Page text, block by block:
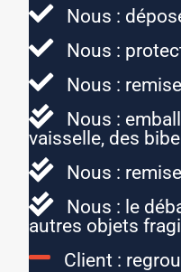
Nous :
Nous :
Nous :
Nous :
vaisselle, des
Nous :
Nous : le
autres objets
Client :